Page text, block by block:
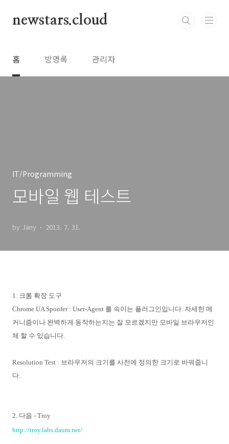
newstars.cloud
홈 방명록 관리자
IT/Programming
모바일 웹 테스트
by Jany 2013. 7. 31.
1. 크롬 확장 도구
Chrome UA Spoofer : User-Agent 를 속이는 플러그인입니다. 자세한 메
커니즘이나 완벽하게 동작하는지는 잘 모르겠지만 모바일 브라우저인
체 할 수 있습니다.
Resolution Test : 브라우저의 크기를 사전에 정의한 크기로 바꿔줍니
다.
2. 다음 - Troy
http://troy.labs.daum.net/